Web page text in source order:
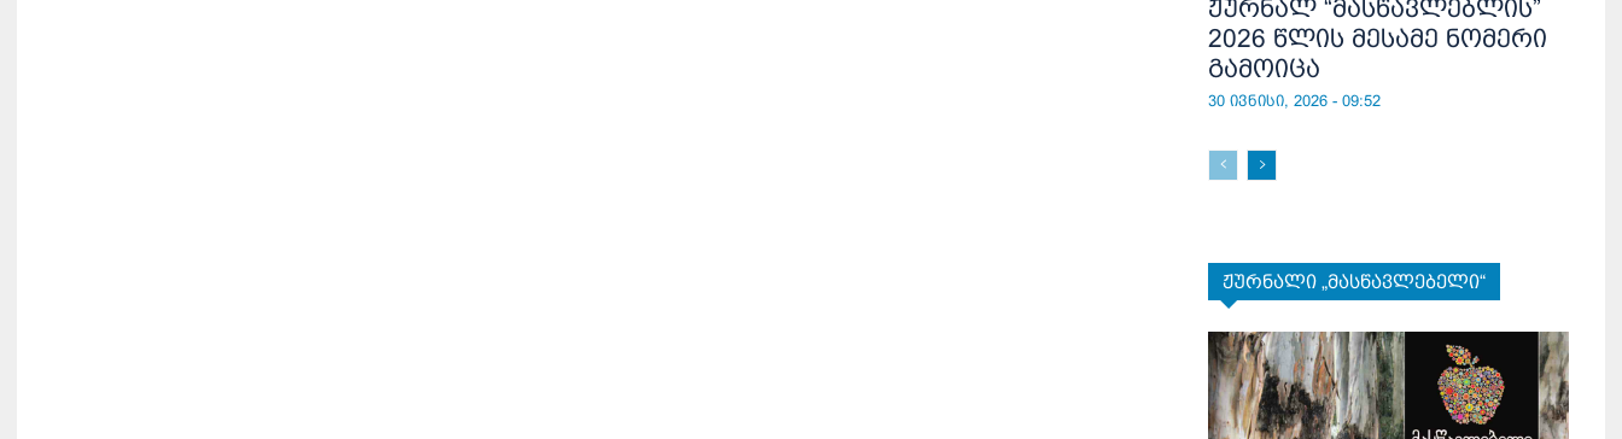
ჟურნალ “მასწავლებლის”
2026 წლის მესამე ნომერი
გამოიცა
30 ივნისი, 2026 - 09:52
ჟურნალი „მასწავლებელი“